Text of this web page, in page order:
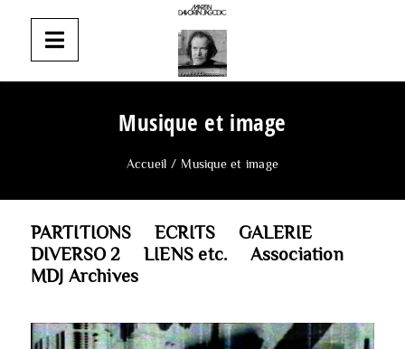
Musique et image
Accueil / Musique et image
PARTITIONS ECRITS
GALERIE
DIVERSO 2
LIENS etc.
Association
MDJ Archives